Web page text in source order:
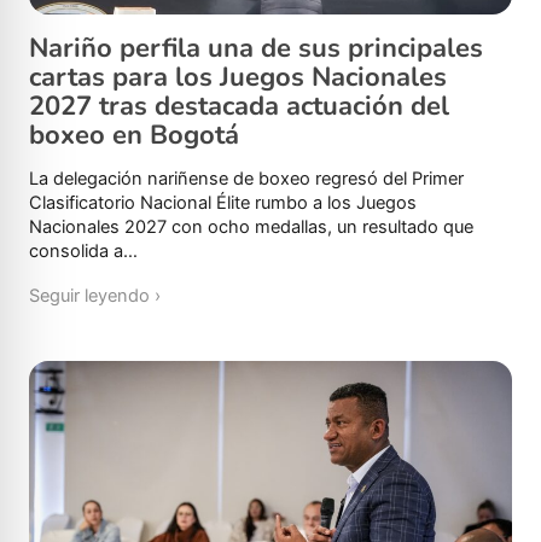
Nariño perfila una de sus principales
cartas para los Juegos Nacionales
2027 tras destacada actuación del
boxeo en Bogotá
La delegación nariñense de boxeo regresó del Primer
Clasificatorio Nacional Élite rumbo a los Juegos
Nacionales 2027 con ocho medallas, un resultado que
consolida a…
Seguir leyendo ›